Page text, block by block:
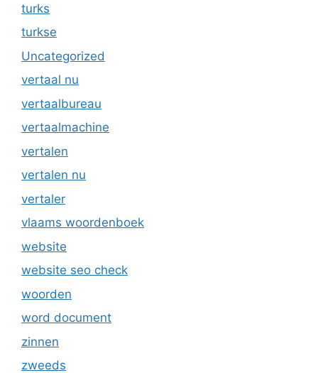
turks
turkse
Uncategorized
vertaal nu
vertaalbureau
vertaalmachine
vertalen
vertalen nu
vertaler
vlaams woordenboek
website
website seo check
woorden
word document
zinnen
zweeds